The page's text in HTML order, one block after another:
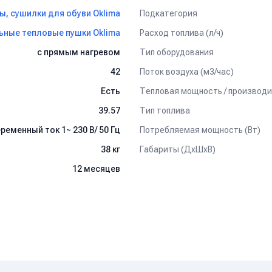
с покрытием из текстиля.
или локального обогрева. Они могут использоваться как
пушки прямого нагрева обеспечивают экономичный,
Они применяются для обогрева производственных и складских
агропромышленного комплекса. Рекомендуется
сушилки для обуви Oklima Подкатегория
тепловые пушки Oklima Расход топлива (л/ч)
с прямым нагревом Тип оборудования
42 Поток воздуха (м3/час)
Есть
39.57 Тип топлива
ток 1~ 230 В/ 50 Гц Потребляемая мощность (Вт)
38 кг Габариты (ДхШхВ)
12 месяцев